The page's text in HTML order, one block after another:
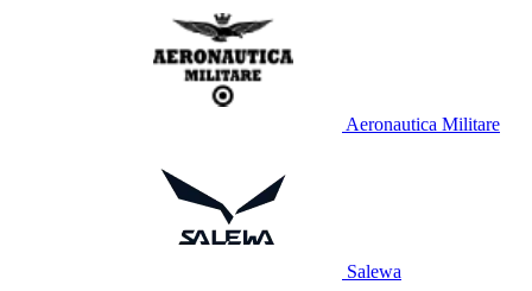
Aeronautica Militare
Salewa